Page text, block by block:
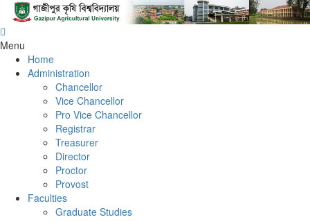
Menu
Home
Administration
Chancellor
Vice Chancellor
Pro Vice Chancellor
Registrar
Treasurer
Director
Proctor
Provost
Faculties
Graduate Studies